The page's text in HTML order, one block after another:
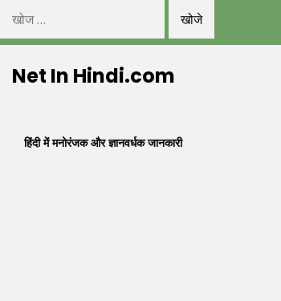
निम्न
को
खोजें:
toNet In Hindi.com
हिंदी में मनोरंजक और ज्ञानवर्धक जानकारी